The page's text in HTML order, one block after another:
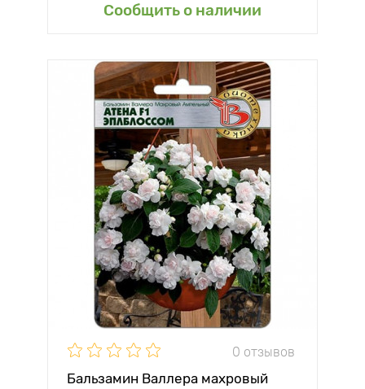
Сообщить о наличии
0 отзывов
Бальзамин Валлера махровый